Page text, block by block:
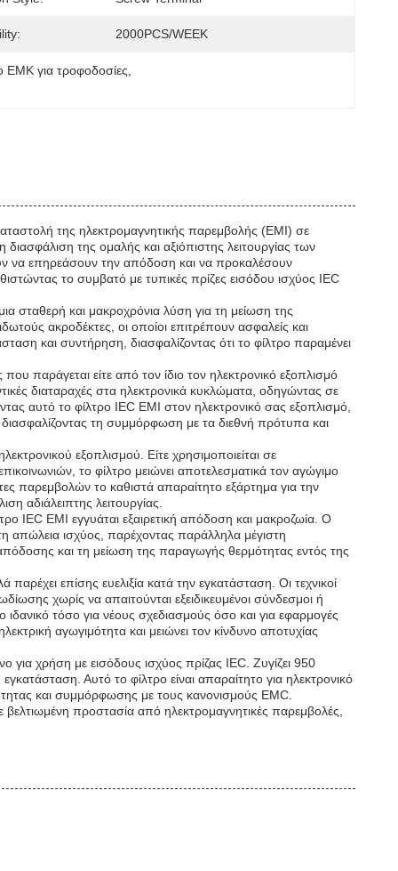
2000PCS/WEEK
ΕΜΚ για τροφοδοσίες
της ηλεκτρομαγνητικής παρεμβολής (EMI) σε
της ομαλής και αξιόπιστης λειτουργίας των
να επηρεάσουν την απόδοση και να προκαλέσουν
το συμβατό με τυπικές πρίζες εισόδου ισχύος IEC
σταθερή και μακροχρόνια λύση για τη μείωση της
ακροδέκτες, οι οποίοι επιτρέπουν ασφαλείς και
και συντήρηση, διασφαλίζοντας ότι το φίλτρο παραμένει
παράγεται είτε από τον ίδιο τον ηλεκτρονικό εξοπλισμό
διαταραχές στα ηλεκτρονικά κυκλώματα, οδηγώντας σε
αυτό το φίλτρο IEC EMI στον ηλεκτρονικό σας εξοπλισμό,
τη συμμόρφωση με τα διεθνή πρότυπα και
εξοπλισμού. Είτε χρησιμοποιείται σε
το φίλτρο μειώνει αποτελεσματικά τον αγώγιμο
παρεμβολών το καθιστά απαραίτητο εξάρτημα για την
αδιάλειπτης λειτουργίας.
IEC EMI εγγυάται εξαιρετική απόδοση και μακροζωία. Ο
απώλεια ισχύος, παρέχοντας παράλληλα μέγιστη
και τη μείωση της παραγωγής θερμότητας εντός της
επίσης ευελιξία κατά την εγκατάσταση. Οι τεχνικοί
χωρίς να απαιτούνται εξειδικευμένοι σύνδεσμοι ή
τόσο για νέους σχεδιασμούς όσο και για εφαρμογές
αγωγιμότητα και μειώνει τον κίνδυνο αποτυχίας
για χρήση με εισόδους ισχύος πρίζας IEC. Ζυγίζει 950
Αυτό το φίλτρο είναι απαραίτητο για ηλεκτρονικό
και συμμόρφωσης με τους κανονισμούς EMC.
προστασία από ηλεκτρομαγνητικές παρεμβολές,